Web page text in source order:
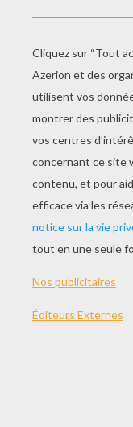
animaux de la
tout, quelques
comme le serpent
en danger la vie du
THÈMES: Le
NOTER CETTE